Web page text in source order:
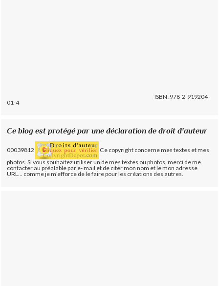
ISBN :978-2-919204-
01-4
Ce blog est protégé par une déclaration de droit d'auteur
00039812
Ce copyright concerne mes textes et mes
photos. Si vous souhaitez utiliser un de mes textes ou photos, merci de me
contacter au préalable par e- mail et de citer mon nom et le mon adresse
URL... comme je m'efforce de le faire pour les créations des autres.